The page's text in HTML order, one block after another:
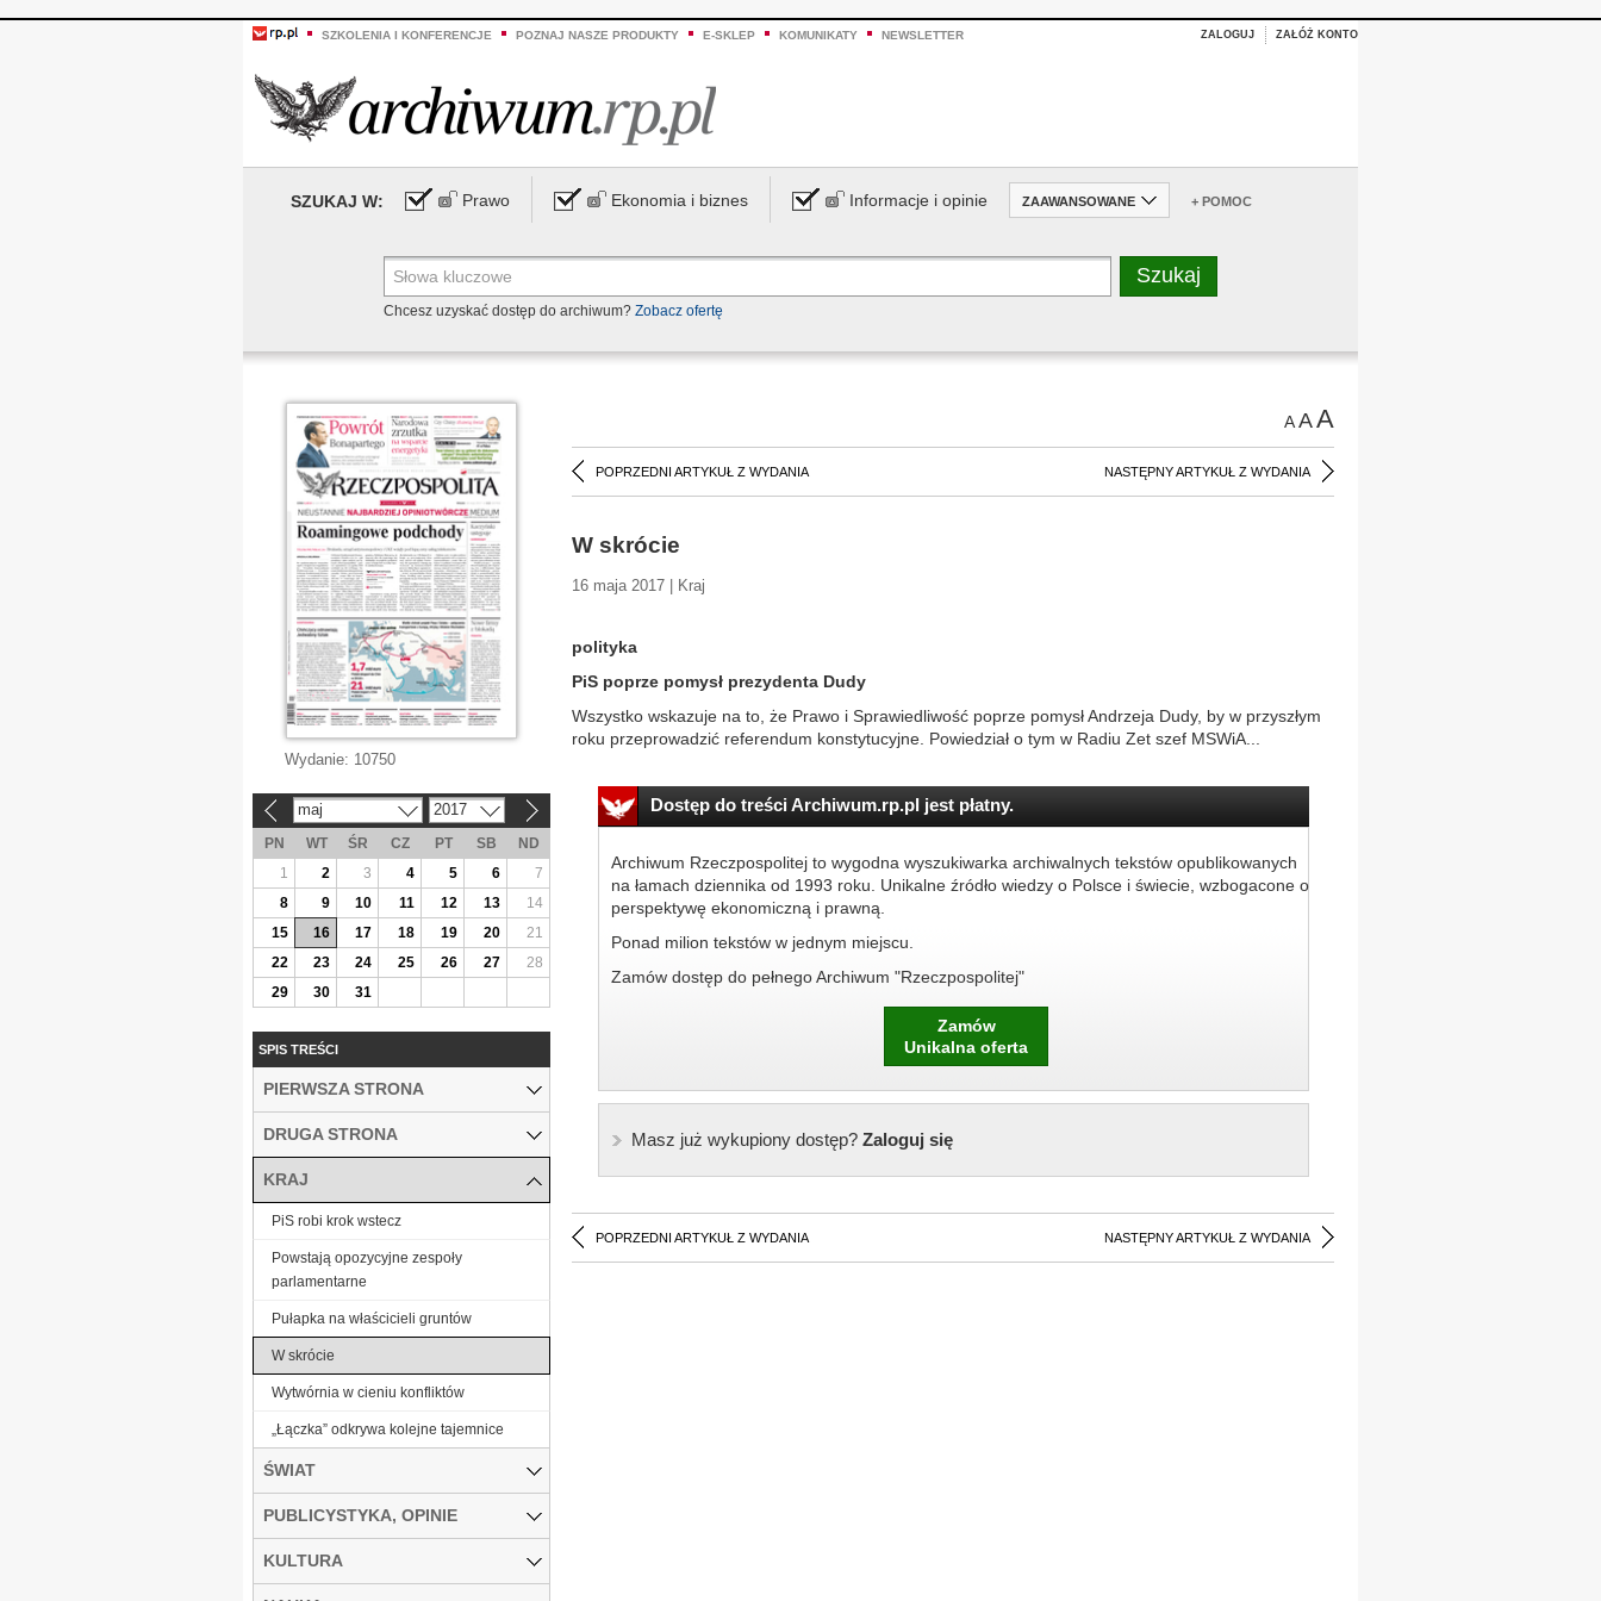
SZKOLENIA I KONFERENCJE POZNAJ NASZE PRODUKTY E-SKLEP KOMUNIKATY NEWSLETTER ZALOGUJ ZAŁÓŻ KONTO
SZUKAJ W: Prawo Ekonomia i biznes Informacje i opinie ZAAWANSOWANE + POMOC
Chcesz uzyskać dostęp do archiwum? Zobacz ofertę
AAA
POPRZEDNI ARTYKUŁ Z WYDANIA NASTĘPNY ARTYKUŁ Z WYDANIA
W skrócie
16 maja 2017 | Kraj
polityka
PiS poprze pomysł prezydenta Dudy
Wszystko wskazuje na to, że Prawo i Sprawiedliwość poprze pomysł Andrzeja Dudy, by w przyszłym
roku przeprowadzić referendum konstytucyjne. Powiedział o tym w Radiu Zet szef MSWiA...
Dostęp do treści Archiwum.rp.pl jest płatny.
Archiwum Rzeczpospolitej to wygodna wyszukiwarka archiwalnych tekstów opublikowanych
na łamach dziennika od 1993 roku. Unikalne źródło wiedzy o Polsce i świecie, wzbogacone o
perspektywę ekonomiczną i prawną.
Ponad milion tekstów w jednym miejscu.
Zamów dostęp do pełnego Archiwum "Rzeczpospolitej"
Zamów
Unikalna oferta
Masz już wykupiony dostęp?Zaloguj się
POPRZEDNI ARTYKUŁ Z WYDANIA NASTĘPNY ARTYKUŁ Z WYDANIA
Wydanie: 10750
maj 2017
PN WT ŚR CZ PT SB
ND
1
2 3 4 5 6
7
8
9 10 11 12 13
14
15
16 17 18 19 20
21
22
23 24 25 26 27
28
29
30 31
SPIS TREŚCI
PIERWSZA STRONA
DRUGA STRONA
KRAJ
PiS robi krok wstecz
Powstają opozycyjne zespoły
parlamentarne
Pułapka na właścicieli gruntów
W skrócie
Wytwórnia w cieniu konfliktów
„Łączka” odkrywa kolejne tajemnice
ŚWIAT
PUBLICYSTYKA, OPINIE
KULTURA